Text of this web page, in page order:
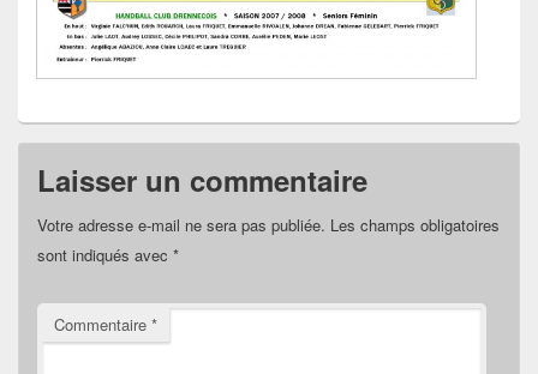
Laisser un commentaire
Votre adresse e-mail ne sera pas publiée. Les champs obligatoires
sont indiqués avec *
Commentaire *